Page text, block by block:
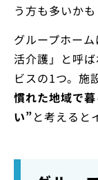
う方も多いかも
グループホー
活介護」と呼
ビスの1つ。施
慣れた地域で
い”と考えると